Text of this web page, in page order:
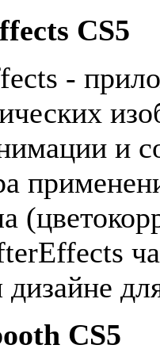
CS5
-
и
CS5